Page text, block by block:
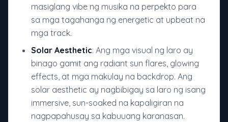
masiglang vibe ng musika na perpekto para
sa mga tagahanga ng energetic at upbeat na
mga track.
Solar Aesthetic: Ang mga visual ng laro ay
binago gamit ang radiant sun flares, glowing
effects, at mga makulay na backdrop. Ang
solar aesthetic ay nagbibigay sa laro ng isang
immersive, sun-soaked na kapaligiran na
nagpapahusay sa kabuuang karanasan.